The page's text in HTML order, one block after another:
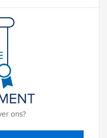
ons?